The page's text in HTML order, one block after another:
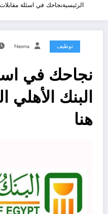
الرئيسيةنجاحك في اسئلة
توظيف Nesma
نجاحك في
البنك
هنا